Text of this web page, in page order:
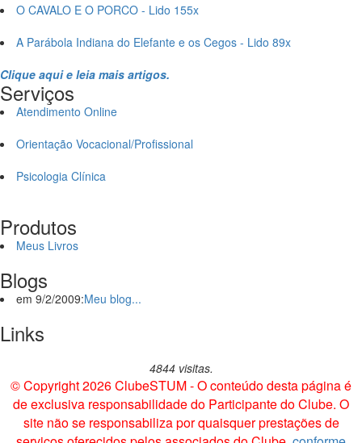
O CAVALO E O PORCO - Lido 155x
A Parábola Indiana do Elefante e os Cegos - Lido 89x
Clique aqui e leia mais artigos.
Serviços
Atendimento Online
Orientação Vocacional/Profissional
Psicologia Clínica
Produtos
Meus Livros
Blogs
em 9/2/2009:Meu blog...
Links
4844 visitas.
© Copyright 2026 ClubeSTUM - O conteúdo desta página é
de exclusiva responsabilidade do Participante do Clube. O
site não se responsabiliza por quaisquer prestações de